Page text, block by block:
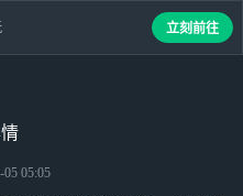
05 05:05
立刻前往